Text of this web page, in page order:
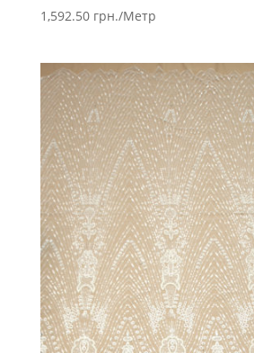
1,592.50 грн./Метр